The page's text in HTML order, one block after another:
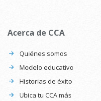
Acerca de CCA
Quiénes somos
Modelo educativo
Historias de éxito
Ubica tu CCA más